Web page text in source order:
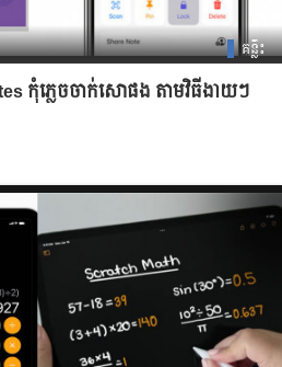
គន្លឹះ
កុំភ្លេចចាក់សោផង តាមវិធីងាយៗ